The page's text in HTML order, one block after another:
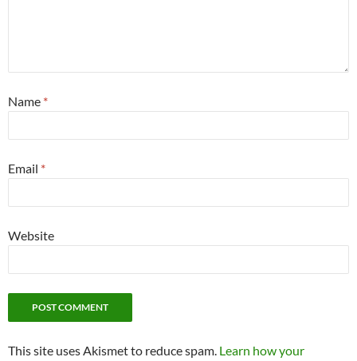
Name *
Email *
Website
This site uses Akismet to reduce spam. Learn how your